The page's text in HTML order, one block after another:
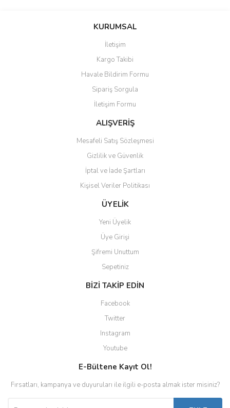
Gönder
KURUMSAL
İletişim
Kargo Takibi
Havale Bildirim Formu
Sipariş Sorgula
İletişim Formu
ALIŞVERİŞ
Mesafeli Satış Sözleşmesi
Gizlilik ve Güvenlik
İptal ve İade Şartları
Kişisel Veriler Politikası
ÜYELİK
Yeni Üyelik
Üye Girişi
Şifremi Unuttum
Sepetiniz
BİZİ TAKİP EDİN
Facebook
Twitter
Instagram
Youtube
E-Bültene Kayıt Ol!
Fırsatları, kampanya ve duyuruları ile ilgili e-posta almak ister misiniz?